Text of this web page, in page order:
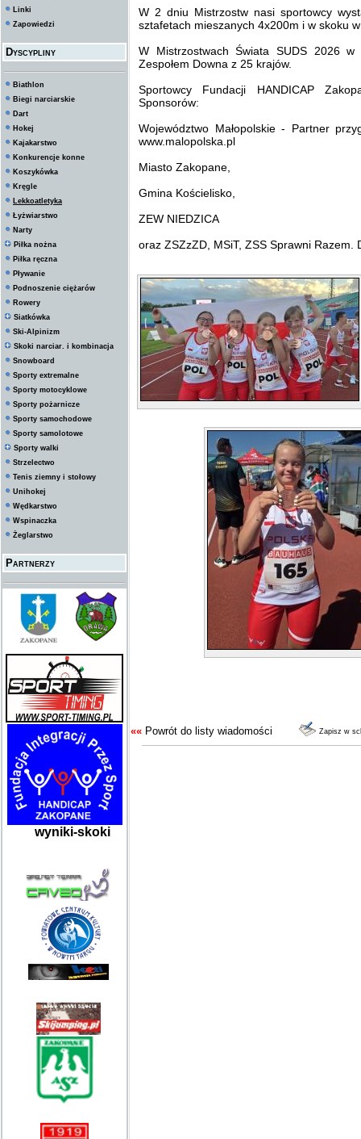
Linki
Zapowiedzi
Dyscypliny
Biathlon
Biegi narciarskie
Dart
Hokej
Kajakarstwo
Konkurencje konne
Koszykówka
Kręgle
Lekkoatletyka
Łyżwiarstwo
Narty
Piłka nożna
Piłka ręczna
Pływanie
Podnoszenie ciężarów
Rowery
Siatkówka
Ski-Alpinizm
Skoki narciar. i kombinacja
Snowboard
Sporty extremalne
Sporty motocyklowe
Sporty pożarnicze
Sporty samochodowe
Sporty samolotowe
Sporty walki
Strzelectwo
Tenis ziemny i stołowy
Unihokej
Wędkarstwo
Wspinaczka
Żeglarstwo
Partnerzy
wyniki-skoki
W 2 dniu Mistrzostw nasi sportowcy
sztafetach mieszanych 4x200m i w skoku
W Mistrzostwach Świata SUDS 2026
Zespołem Downa z 25 krajów.
Sportowcy Fundacji HANDICAP
Sponsorów:
Województwo Małopolskie - Partner
www.malopolska.pl
Miasto Zakopane,
Gmina Kościelisko,
ZEW NIEDZICA
oraz ZSZzZD, MSiT, ZSS Sprawni Razem.
«« Powrót do listy wiadomości Zapisz w